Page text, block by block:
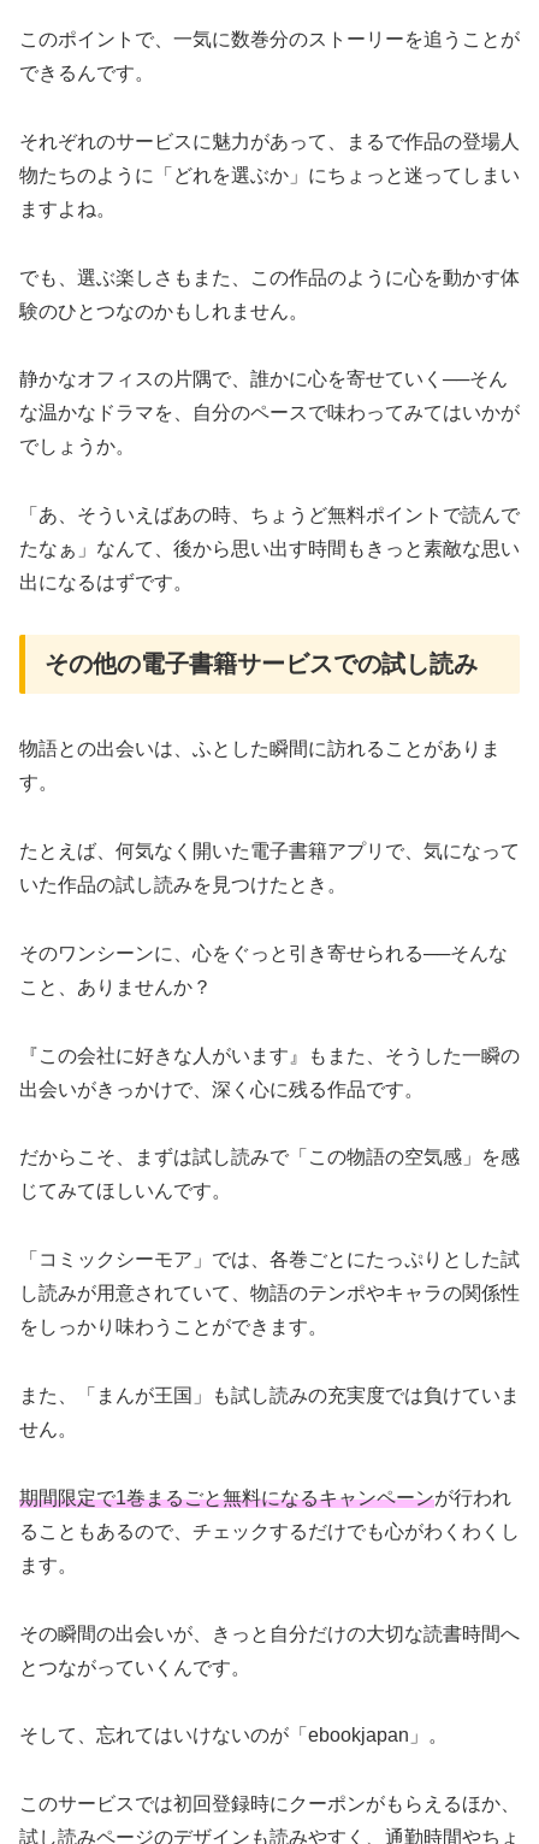
このポイントで、一気に数巻分のストーリーを追うことが
できるんです。
それぞれのサービスに魅力があって、まるで作品の登場人
物たちのように「どれを選ぶか」にちょっと迷ってしまい
ますよね。
でも、選ぶ楽しさもまた、この作品のように心を動かす体
験のひとつなのかもしれません。
静かなオフィスの片隅で、誰かに心を寄せていく──そん
な温かなドラマを、自分のペースで味わってみてはいかが
でしょうか。
「あ、そういえばあの時、ちょうど無料ポイントで読んで
たなぁ」なんて、後から思い出す時間もきっと素敵な思い
出になるはずです。
その他の電子書籍サービスでの試し読み
物語との出会いは、ふとした瞬間に訪れることがありま
す。
たとえば、何気なく開いた電子書籍アプリで、気になって
いた作品の試し読みを見つけたとき。
そのワンシーンに、心をぐっと引き寄せられる──そんな
こと、ありませんか？
『この会社に好きな人がいます』もまた、そうした一瞬の
出会いがきっかけで、深く心に残る作品です。
だからこそ、まずは試し読みで「この物語の空気感」を感
じてみてほしいんです。
「コミックシーモア」では、各巻ごとにたっぷりとした試
し読みが用意されていて、物語のテンポやキャラの関係性
をしっかり味わうことができます。
また、「まんが王国」も試し読みの充実度では負けていま
せん。
期間限定で1巻まるごと無料になるキャンペーンが行われ
ることもあるので、チェックするだけでも心がわくわくし
ます。
その瞬間の出会いが、きっと自分だけの大切な読書時間へ
とつながっていくんです。
そして、忘れてはいけないのが「ebookjapan」。
このサービスでは初回登録時にクーポンがもらえるほか、
試し読みページのデザインも読みやすく、通勤時間やちょ